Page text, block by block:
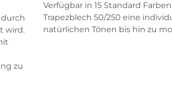
durch
wird.
zu
Verfügbar in 15 Standard
Trapezblech 50/250 eine
natürlichen Tönen bis hin zu